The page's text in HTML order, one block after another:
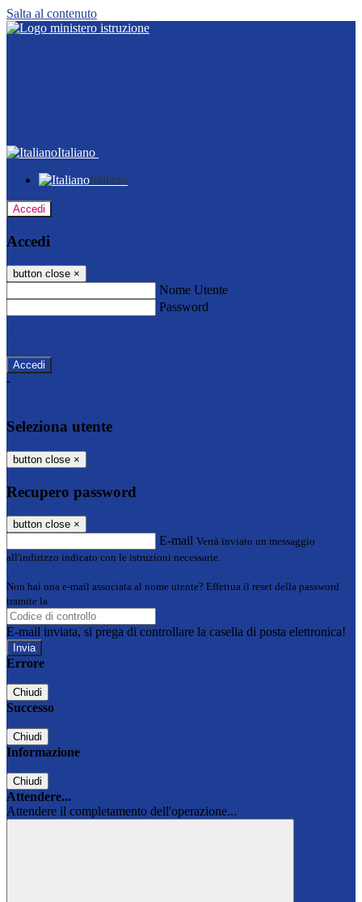
Salta al contenuto
Italiano
Italiano
Accedi
Accedi
button close ×
Nome Utente
Password
-
Seleziona utente
button close ×
Recupero password
button close ×
E-mail Verrà inviato un messaggio
all'indirizzo indicato con le istruzioni necessarie.
Non hai una e-mail associata al nome utente? Effettua il reset della password
tramite la
E-mail inviata, si prega di controllare la casella di posta elettronica!
Errore
Chiudi
Successo
Chiudi
Informazione
Chiudi
Attendere...
Attendere il completamento dell'operazione...